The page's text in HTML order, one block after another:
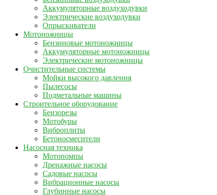
Аккумуляторные воздуходувки
Электрические воздуходувки
Опрыскиватели
Мотоножницы
Бензиновые мотоножницы
Аккумуляторные мотоножницы
Электрические мотоножницы
Очистительные системы
Мойки высокого давления
Пылесосы
Подметальные машины
Строительное оборудование
Бензорезы
Мотобуры
Виброплиты
Бетоносмесители
Насосная техника
Мотопомпы
Дренажные насосы
Садовые насосы
Вибрационные насосы
Глубинные насосы